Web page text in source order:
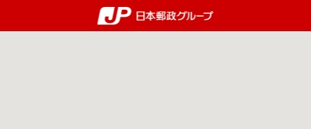
郵便局・日本郵政グループ